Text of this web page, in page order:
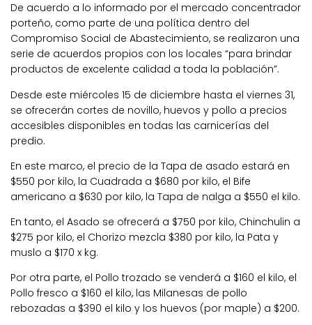
De acuerdo a lo informado por el mercado concentrador
porteño, como parte de una política dentro del
Compromiso Social de Abastecimiento, se realizaron una
serie de acuerdos propios con los locales “para brindar
productos de excelente calidad a toda la población”.
Desde este miércoles 15 de diciembre hasta el viernes 31,
se ofrecerán cortes de novillo, huevos y pollo a precios
accesibles disponibles en todas las carnicerías del
predio.
En este marco, el precio de la Tapa de asado estará en
$550 por kilo, la Cuadrada a $680 por kilo, el Bife
americano a $630 por kilo, la Tapa de nalga a $550 el kilo.
En tanto, el Asado se ofrecerá a $750 por kilo, Chinchulin a
$275 por kilo, el Chorizo mezcla $380 por kilo, la Pata y
muslo a $170 x kg.
Por otra parte, el Pollo trozado se venderá a $160 el kilo, el
Pollo fresco a $160 el kilo, las Milanesas de pollo
rebozadas a $390 el kilo y los huevos (por maple) a $200.